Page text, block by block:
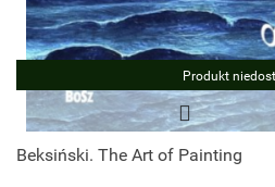
Produkt
Beksiński. The Art of Painting